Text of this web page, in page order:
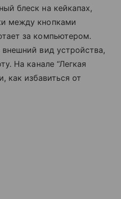
блеск на кейкапах,
между кнопками
за компьютером.
внешний вид устройства,
На канале “Легкая
как избавиться от